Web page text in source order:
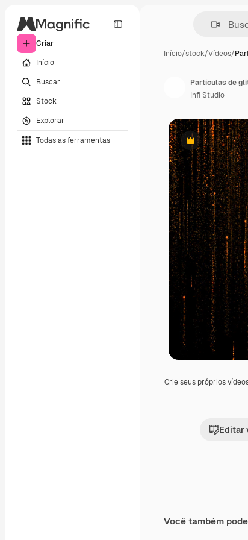
Criar
Início
Buscar
Stock
Explorar
Todas as ferramentas
Início/stock/Vídeos/
Premium
Crie seus próprios
Editar
Partículas de
Infi Studio
Você também